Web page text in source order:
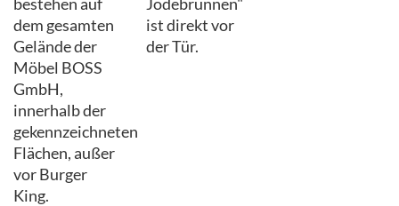
dem gesamten
Gelände der
Möbel BOSS
GmbH,
innerhalb der
gekennzeichneten
Flächen, außer
vor Burger
King.
ist direkt vor
der Tür.